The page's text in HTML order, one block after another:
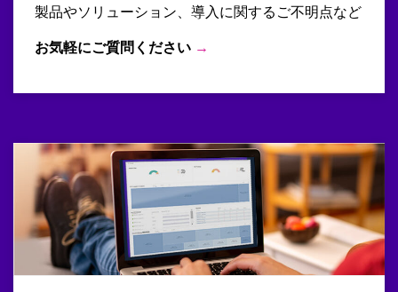
製品やソリューション、導入に関するご不明点など
お気軽にご質問ください →